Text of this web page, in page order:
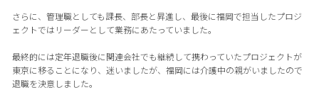
さらに、管理職としても課長、部長と昇進し、最後に福岡で担当したプロジ
ェクトではリーダーとして業務にあたっていました。
最終的には定年退職後に関連会社でも継続して携わっていたプロジェクトが
東京に移ることになり、迷いましたが、福岡には介護中の親がいましたので
退職を決意しました。